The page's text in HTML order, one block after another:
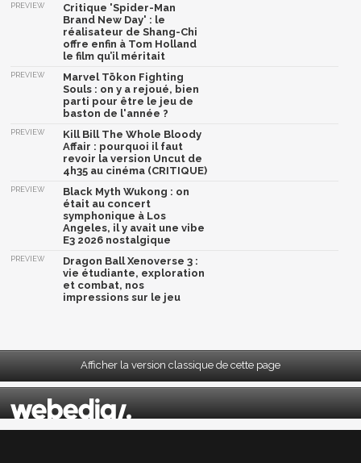
PREVIEW
Critique 'Spider-Man
Brand New Day' : le
réalisateur de Shang-Chi
offre enfin à Tom Holland
le film qu’il méritait
PREVIEW
Marvel Tōkon Fighting
Souls : on y a rejoué, bien
parti pour être le jeu de
baston de l'année ?
PREVIEW
Kill Bill The Whole Bloody
Affair : pourquoi il faut
revoir la version Uncut de
4h35 au cinéma (CRITIQUE)
PREVIEW
Black Myth Wukong : on
était au concert
symphonique à Los
Angeles, il y avait une vibe
E3 2026 nostalgique
PREVIEW
Dragon Ball Xenoverse 3 :
vie étudiante, exploration
et combat, nos
impressions sur le jeu
Afficher la version classique de cette page